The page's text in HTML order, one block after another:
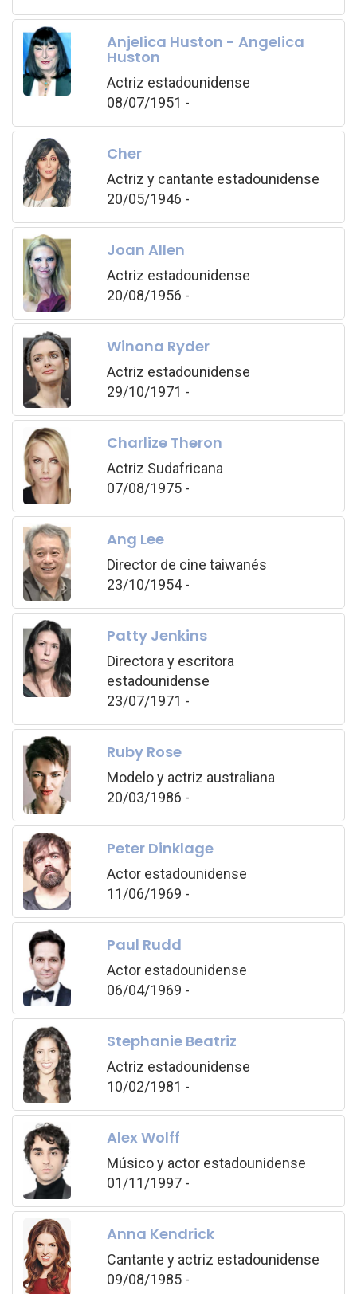
Anjelica Huston - Angelica
Huston
Actriz estadounidense
08/07/1951 -
Cher
Actriz y cantante estadounidense
20/05/1946 -
Joan Allen
Actriz estadounidense
20/08/1956 -
Winona Ryder
Actriz estadounidense
29/10/1971 -
Charlize Theron
Actriz Sudafricana
07/08/1975 -
Ang Lee
Director de cine taiwanés
23/10/1954 -
Patty Jenkins
Directora y escritora
estadounidense
23/07/1971 -
Ruby Rose
Modelo y actriz australiana
20/03/1986 -
Peter Dinklage
Actor estadounidense
11/06/1969 -
Paul Rudd
Actor estadounidense
06/04/1969 -
Stephanie Beatriz
Actriz estadounidense
10/02/1981 -
Alex Wolff
Músico y actor estadounidense
01/11/1997 -
Anna Kendrick
Cantante y actriz estadounidense
09/08/1985 -